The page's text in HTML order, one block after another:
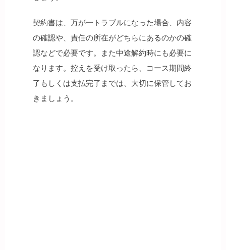
契約書は、万が一トラブルになった場合、内容
の確認や、責任の所在がどちらにあるのかの確
認などで必要です。また中途解約時にも必要に
なります。控えを受け取ったら、コース期間終
了もしくは支払完了までは、大切に保管してお
きましょう。